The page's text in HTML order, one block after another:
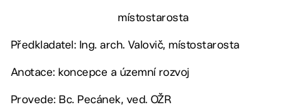
místostarosta
Předkladatel: Ing. arch. Valovič, místostarosta
Anotace: koncepce a územní rozvoj
Provede: Bc. Pecánek, ved. OŽR